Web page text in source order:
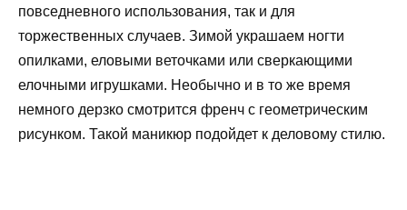
повседневного использования, так и для
торжественных случаев. Зимой украшаем ногти
опилками, еловыми веточками или сверкающими
елочными игрушками. Необычно и в то же время
немного дерзко смотрится френч с геометрическим
рисунком. Такой маникюр подойдет к деловому стилю.